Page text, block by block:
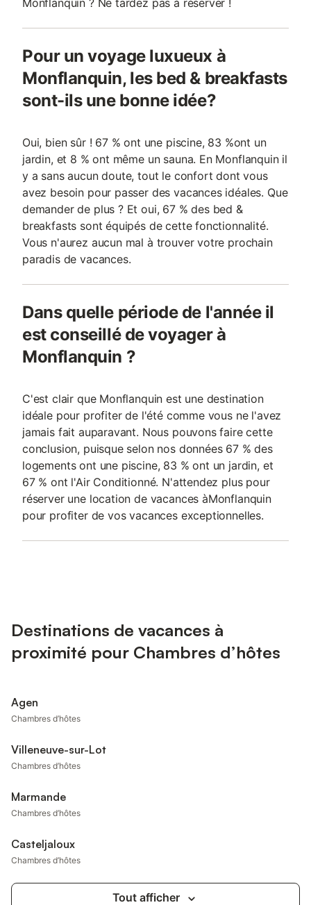
Monflanquin ? Ne tardez pas à réserver !
Pour un voyage luxueux à
Monflanquin, les bed & breakfasts
sont-ils une bonne idée?
Oui, bien sûr ! 67 % ont une piscine, 83 %ont un
jardin, et 8 % ont même un sauna. En Monflanquin il
y a sans aucun doute, tout le confort dont vous
avez besoin pour passer des vacances idéales. Que
demander de plus ? Et oui, 67 % des bed &
breakfasts sont équipés de cette fonctionnalité.
Vous n'aurez aucun mal à trouver votre prochain
paradis de vacances.
Dans quelle période de l'année il
est conseillé de voyager à
Monflanquin ?
C'est clair que Monflanquin est une destination
idéale pour profiter de l'été comme vous ne l'avez
jamais fait auparavant. Nous pouvons faire cette
conclusion, puisque selon nos données 67 % des
logements ont une piscine, 83 % ont un jardin, et
67 % ont l'Air Conditionné. N'attendez plus pour
réserver une location de vacances àMonflanquin
pour profiter de vos vacances exceptionnelles.
Destinations de vacances à
proximité pour Chambres d’hôtes
Agen
Chambres d’hôtes
Villeneuve-sur-Lot
Chambres d’hôtes
Marmande
Chambres d’hôtes
Casteljaloux
Chambres d’hôtes
Tout afficher